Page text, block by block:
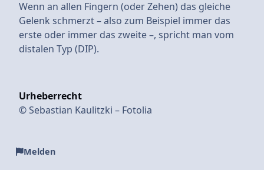
Wenn an allen Fingern (oder Zehen) das gleiche
Gelenk schmerzt – also zum Beispiel immer das
erste oder immer das zweite –, spricht man vom
distalen Typ (DIP).
Urheberrecht
© Sebastian Kaulitzki – Fotolia
Melden